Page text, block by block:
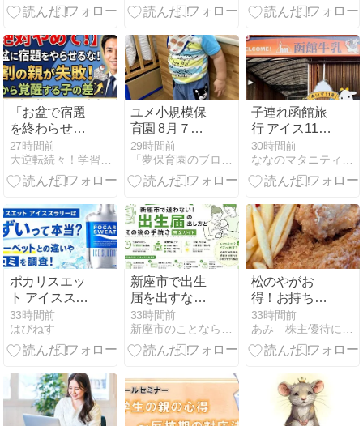
心の探し方
滞在時間は？
「お盆で宿題
を終わらせな
きゃ！」と焦
っていません
か？
27時間前
ユメ小規模保
育園 8月７日
（金）②
29時間前
子連れ函館旅
行 アイス118
函館牛乳大満
足スポット
30時間前
ポカリスエッ
ト アイススラ
リーはまずい
って本当？ シ
ャーベットと
ミを調査！
33時間前
はぴねす
新座市で出生
届を出すなら
｜提出先は3
つ、夜間休日
は預かり対応
33時間前
松のやがお
得！お持ち帰
り総菜フェア
に参加
33時間前